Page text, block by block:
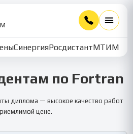
СинергияРосдистантМТИММУ
по Fortran
диплома — высокое качество работ
цене.